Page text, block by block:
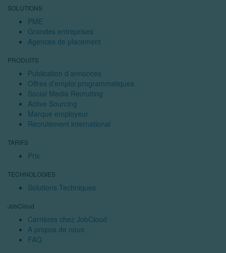
SOLUTIONS
PME
Grandes entreprises
Agences de placement
PRODUITS
Publication d’annonces
Offres d’emploi programmatiques
Social Media Recruiting
Active Sourcing
Marque employeur
Recrutement international
TARIFS
Prix
TECHNOLOGIES
Solutions Techniques
JobCloud
Carrières chez JobCloud
A propos de nous
FAQ